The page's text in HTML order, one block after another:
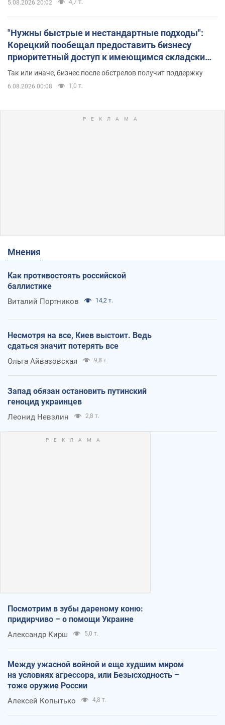
5.08.2026 20:02 4,7 т.
"Нужны быстрые и нестандартные подходы":
Корецкий пообещал предоставить бизнесу
приоритетный доступ к имеющимся складским
помещениям
Так или иначе, бизнес после обстрелов получит поддержку
6.08.2026 00:08 1,0 т.
Мнения
Как противостоять российской
баллистике
Виталий Портников 14,2 т.
Несмотря на все, Киев выстоит. Ведь
сдаться значит потерять все
Ольга Айвазовская 9,8 т.
Запад обязан остановить путинский
геноцид украинцев
Леонид Невзлин 2,8 т.
Посмотрим в зубы дареному коню:
придирчиво – о помощи Украине
Александр Кирш 5,0 т.
Между ужасной войной и еще худшим миром
на условиях агрессора, или Безысходность –
тоже оружие России
Алексей Копытько 4,8 т.